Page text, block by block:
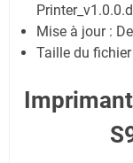
Mise à jour :
Taille du